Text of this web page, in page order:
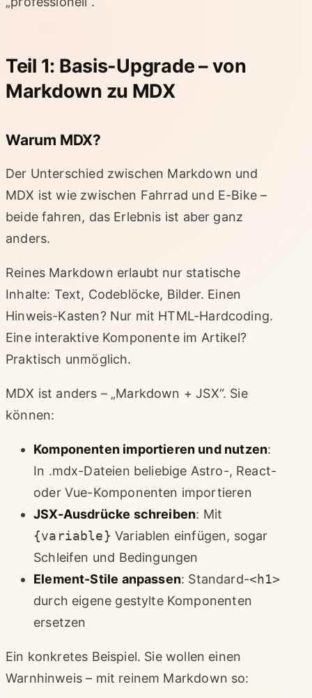
Teil 1: Basis-Upgrade – von
Markdown zu MDX
Warum MDX?
Der Unterschied zwischen Markdown und
MDX ist wie zwischen Fahrrad und E-Bike –
beide fahren, das Erlebnis ist aber ganz
anders.
Reines Markdown erlaubt nur statische
Inhalte: Text, Codeblöcke, Bilder. Einen
Hinweis-Kasten? Nur mit HTML-Hardcoding.
Eine interaktive Komponente im Artikel?
Praktisch unmöglich.
MDX ist anders – „Markdown + JSX“. Sie
können:
Komponenten importieren und nutzen:
In .mdx-Dateien beliebige Astro-, React-
oder Vue-Komponenten importieren
JSX-Ausdrücke schreiben: Mit
{variable} Variablen einfügen, sogar
Schleifen und Bedingungen
Element-Stile anpassen: Standard-<h1>
durch eigene gestylte Komponenten
ersetzen
Ein konkretes Beispiel. Sie wollen einen
Warnhinweis – mit reinem Markdown so: